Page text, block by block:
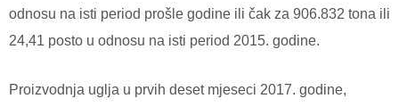
odnosu na isti period prošle godine ili čak za 906.832 tona ili
24,41 posto u odnosu na isti period 2015. godine.
Proizvodnja uglja u prvih deset mjeseci 2017. godine,